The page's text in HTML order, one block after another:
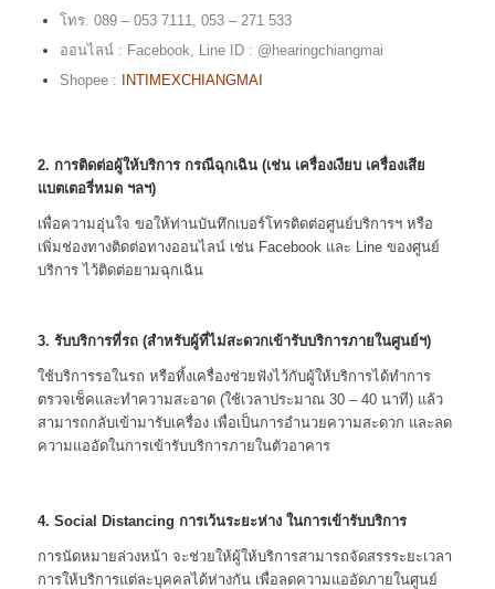
โทร. 089 – 053 7111, 053 – 271 533
ออนไลน์ : Facebook, Line ID : @hearingchiangmai
Shopee :
INTIMEXCHIANGMAI
2. การติดต่อผู้ให้บริการ กรณีฉุกเฉิน (เช่น เครื่องเงียบ เครื่องเสีย
แบตเตอรี่หมด ฯลฯ)
เพื่อความอุ่นใจ ขอให้ท่านบันทึกเบอร์โทรติดต่อศูนย์บริการฯ หรือ
เพิ่มช่องทางติดต่อทางออนไลน์ เช่น Facebook และ Line ของศูนย์
บริการ ไว้ติดต่อยามฉุกเฉิน
3. รับบริการที่รถ (สำหรับผู้ที่ไม่สะดวกเข้ารับบริการภายในศูนย์ฯ)
ใช้บริการรอในรถ หรือทิ้งเครื่องช่วยฟังไว้กับผู้ให้บริการได้ทำการ
ตรวจเช็คและทำความสะอาด (ใช้เวลาประมาณ 30 – 40 นาที) แล้ว
สามารถกลับเข้ามารับเครื่อง เพื่อเป็นการอำนวยความสะดวก และลด
ความแออัดในการเข้ารับบริการภายในตัวอาคาร
4. Social Distancing การเว้นระยะห่าง ในการเข้ารับบริการ
การนัดหมายล่วงหน้า จะช่วยให้ผู้ให้บริการสามารถจัดสรรระยะเวลา
การให้บริการแต่ละบุคคลได้ห่างกัน เพื่อลดความแออัดภายในศูนย์